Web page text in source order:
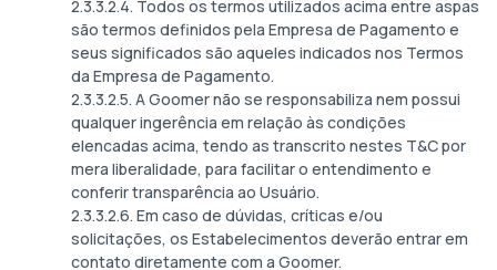
2.3.3.2.4. Todos os termos utilizados acima entre aspas
são termos definidos pela Empresa de Pagamento e
seus significados são aqueles indicados nos Termos
da Empresa de Pagamento.
2.3.3.2.5. A Goomer não se responsabiliza nem possui
qualquer ingerência em relação às condições
elencadas acima, tendo as transcrito nestes T&C por
mera liberalidade, para facilitar o entendimento e
conferir transparência ao Usuário.
2.3.3.2.6. Em caso de dúvidas, críticas e/ou
solicitações, os Estabelecimentos deverão entrar em
contato diretamente com a Goomer.